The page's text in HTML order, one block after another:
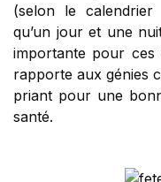
(selon le calendrier
qu’un jour et une
importante pour ces
rapporte aux génies
priant pour une
santé.